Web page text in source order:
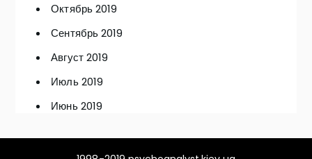
Октябрь 2019
Сентябрь 2019
Август 2019
Июль 2019
Июнь 2019